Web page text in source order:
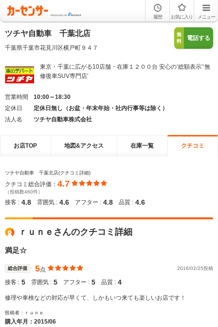
履歴 お気に入り メニュー
ツチヤ自動車 千葉北店
千葉県千葉市花見川区横戸町９４７
無
料
電話する
東京・千葉に広がる10店舗・在庫１２００台 安心の‘総額表示’‘無
修復車SUV専門店’
営業時間
10:00～18:30
定休日
定休日無し（お盆・年末年始・社内行事等は除く）
法人名
ツチヤ自動車株式会社
お店TOP 地図&アクセス 在庫一覧 クチコミ
ツチヤ自動車 千葉北店(クチコミ詳細)
クチコミ総合評価： 4.7
（投稿数460件）
接客 : 4.8 雰囲気 : 4.6 アフター : 4.8 品質 : 4.6
ｒｕｎｅさんのクチコミ詳細
満足☆
総合評価 5点 2016/02/25投稿
接客 : 5 雰囲気 : 5 アフター : 5 品質 : 4
修理や車検などの対応が早くて、しかもいつ来ても楽しいお店です！
投稿者：ｒｕｎｅ
購入年月： 2015/06